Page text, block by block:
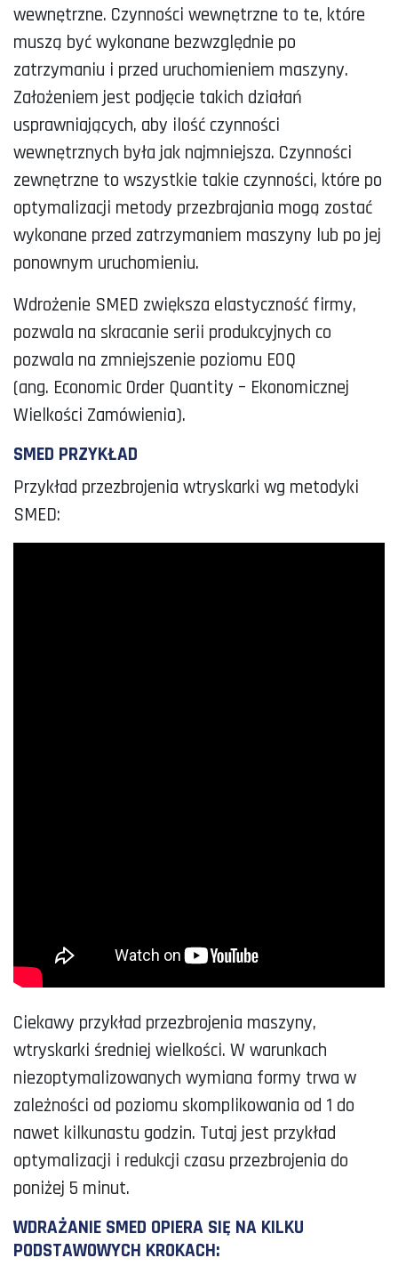
wewnętrzne. Czynności wewnętrzne to te, które
muszą być wykonane bezwzględnie po
zatrzymaniu i przed uruchomieniem maszyny.
Założeniem jest podjęcie takich działań
usprawniających, aby ilość czynności
wewnętrznych była jak najmniejsza. Czynności
zewnętrzne to wszystkie takie czynności, które po
optymalizacji metody przezbrajania mogą zostać
wykonane przed zatrzymaniem maszyny lub po jej
ponownym uruchomieniu.
Wdrożenie SMED zwiększa elastyczność firmy,
pozwala na skracanie serii produkcyjnych co
pozwala na zmniejszenie poziomu EOQ
(ang. Economic Order Quantity – Ekonomicznej
Wielkości Zamówienia).
SMED PRZYKŁAD
Przykład przezbrojenia wtryskarki wg metodyki
SMED:
Ciekawy przykład przezbrojenia maszyny,
wtryskarki średniej wielkości. W warunkach
niezoptymalizowanych wymiana formy trwa w
zależności od poziomu skomplikowania od 1 do
nawet kilkunastu godzin. Tutaj jest przykład
optymalizacji i redukcji czasu przezbrojenia do
poniżej 5 minut.
WDRAŻANIE SMED OPIERA SIĘ NA KILKU
PODSTAWOWYCH KROKACH: